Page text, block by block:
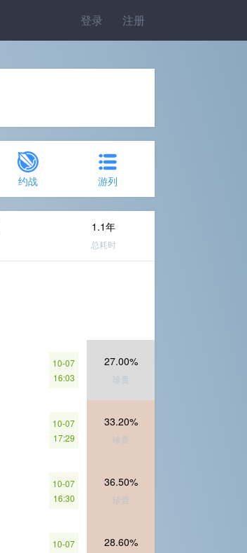
登录 注册
约战 游列
1.1年
总耗时
10-07
16:03
27.00%
珍贵
10-07
17:29
33.20%
珍贵
10-07
16:30
36.50%
珍贵
10-07
28.60%